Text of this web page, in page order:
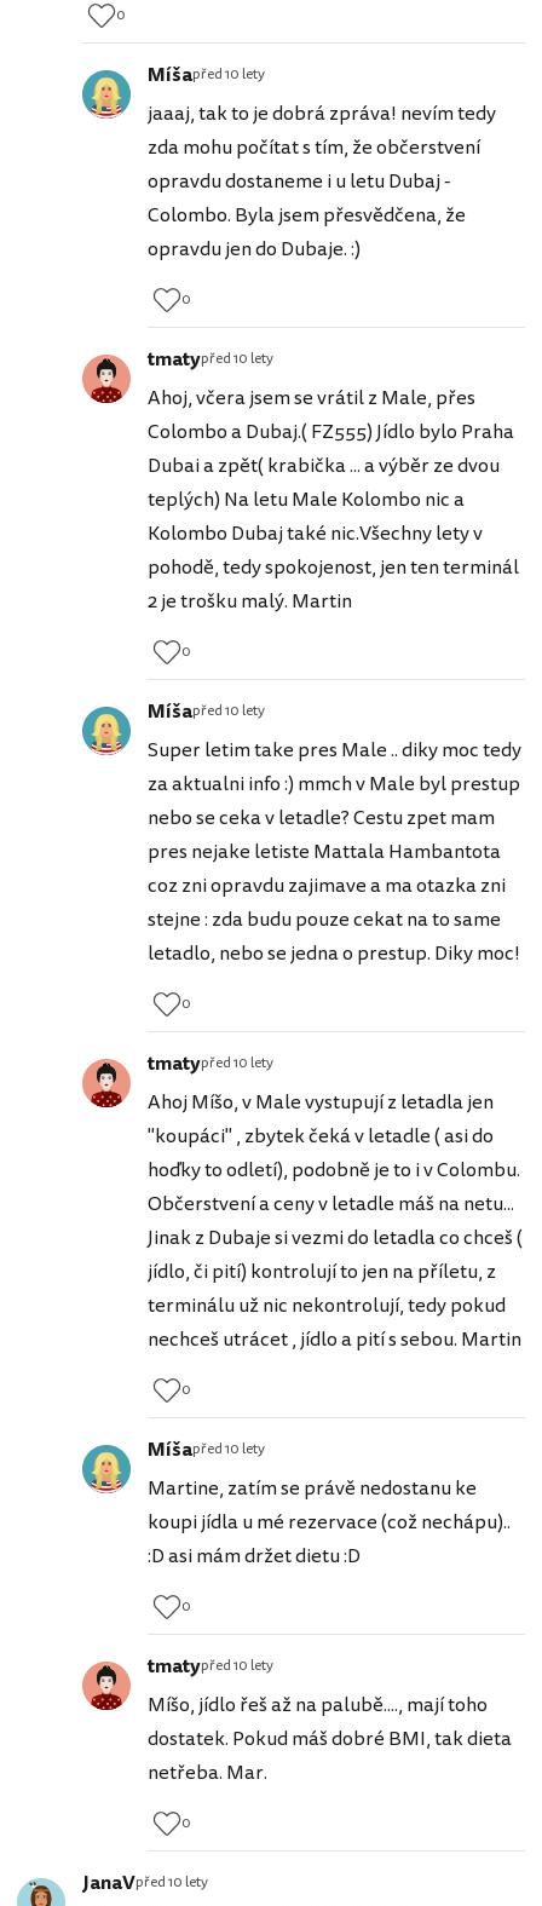
0
Míšapřed 10 lety
jaaaj, tak to je dobrá zpráva! nevím tedy
zda mohu počítat s tím, že občerstvení
opravdu dostaneme i u letu Dubaj -
Colombo. Byla jsem přesvědčena, že
opravdu jen do Dubaje. :)
0
tmatypřed 10 lety
Ahoj, včera jsem se vrátil z Male, přes
Colombo a Dubaj.( FZ555) Jídlo bylo Praha
Dubai a zpět( krabička ... a výběr ze dvou
teplých) Na letu Male Kolombo nic a
Kolombo Dubaj také nic.Všechny lety v
pohodě, tedy spokojenost, jen ten terminál
2 je trošku malý. Martin
0
Míšapřed 10 lety
Super letim take pres Male .. diky moc tedy
za aktualni info :) mmch v Male byl prestup
nebo se ceka v letadle? Cestu zpet mam
pres nejake letiste Mattala Hambantota
coz zni opravdu zajimave a ma otazka zni
stejne : zda budu pouze cekat na to same
letadlo, nebo se jedna o prestup. Diky moc!
0
tmatypřed 10 lety
Ahoj Míšo, v Male vystupují z letadla jen
"koupáci" , zbytek čeká v letadle ( asi do
hoďky to odletí), podobně je to i v Colombu.
Občerstvení a ceny v letadle máš na netu...
Jinak z Dubaje si vezmi do letadla co chceš (
jídlo, či pití) kontrolují to jen na příletu, z
terminálu už nic nekontrolují, tedy pokud
nechceš utrácet , jídlo a pití s sebou. Martin
0
Míšapřed 10 lety
Martine, zatím se právě nedostanu ke
koupi jídla u mé rezervace (což nechápu)..
:D asi mám držet dietu :D
0
tmatypřed 10 lety
Míšo, jídlo řeš až na palubě...., mají toho
dostatek. Pokud máš dobré BMI, tak dieta
netřeba. Mar.
0
JanaVpřed 10 lety